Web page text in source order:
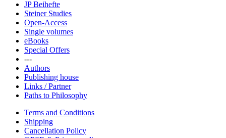
JP Beihefte
Steiner Studies
Open-Access
Single volumes
eBooks
Special Offers
---
Authors
Publishing house
Links / Partner
Paths to Philosophy
Terms and Conditions
Shipping
Cancellation Policy